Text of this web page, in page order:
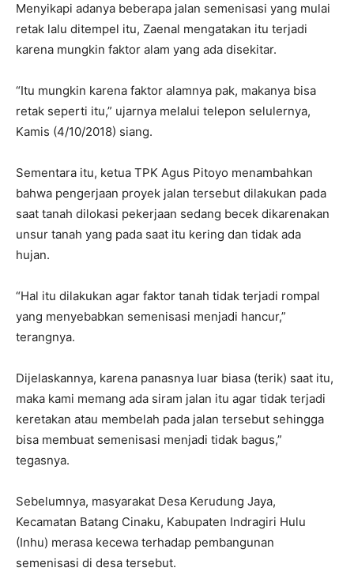
Menyikapi adanya beberapa jalan semenisasi yang mulai
retak lalu ditempel itu, Zaenal mengatakan itu terjadi
karena mungkin faktor alam yang ada disekitar.
“Itu mungkin karena faktor alamnya pak, makanya bisa
retak seperti itu,” ujarnya melalui telepon selulernya,
Kamis (4/10/2018) siang.
Sementara itu, ketua TPK Agus Pitoyo menambahkan
bahwa pengerjaan proyek jalan tersebut dilakukan pada
saat tanah dilokasi pekerjaan sedang becek dikarenakan
unsur tanah yang pada saat itu kering dan tidak ada
hujan.
“Hal itu dilakukan agar faktor tanah tidak terjadi rompal
yang menyebabkan semenisasi menjadi hancur,”
terangnya.
Dijelaskannya, karena panasnya luar biasa (terik) saat itu,
maka kami memang ada siram jalan itu agar tidak terjadi
keretakan atau membelah pada jalan tersebut sehingga
bisa membuat semenisasi menjadi tidak bagus,”
tegasnya.
Sebelumnya, masyarakat Desa Kerudung Jaya,
Kecamatan Batang Cinaku, Kabupaten Indragiri Hulu
(Inhu) merasa kecewa terhadap pembangunan
semenisasi di desa tersebut.